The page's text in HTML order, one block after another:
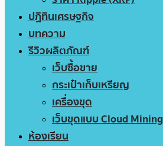
ปฏิทินเศรษฐกิจ
บทความ
รีวิวผลิตภัณฑ์
เว็บซื้อขาย
กระเป๋าเก็บเหรียญ
เครื่องขุด
เว็บขุดแบบ Cloud Mining
ห้องเรียน